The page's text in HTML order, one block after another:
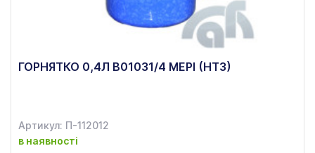
ГОРНЯТКО 0,4Л В01031/4 МЕРІ (НТЗ)
Артикул: П-112012
в наявності